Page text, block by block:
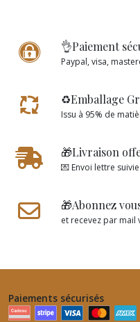
👌Paiement
Paypal, visa,
♻️Emballage
Issu à 95% de
🎁Livraison
💌 Envoi lettre
🎁Abonnez
et recevez par
Paiements sécurisés